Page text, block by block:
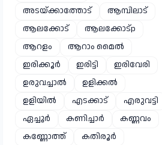
അടയ്ക്കാത്തോട്
ആമ്പിലാട്
ആലക്കോട്
ആലക്കോട്p
ആറളം
ആറാം മൈൽ
ഇരിക്കൂർ
ഇരിട്ടി
ഇരിവേരി
ഉരുവച്ചാൽ
ഉളിക്കൽ
ഉളിയിൽ
എടക്കാട്
എരുവട്ടി
ഏച്ചൂർ
കണിച്ചാർ
കണ്ണവം
കണ്ണോത്ത്
കതിരൂർ